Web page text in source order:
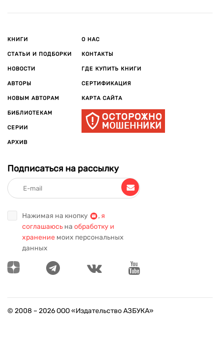
КНИГИ
СТАТЬИ И ПОДБОРКИ
НОВОСТИ
АВТОРЫ
НОВЫМ АВТОРАМ
БИБЛИОТЕКАМ
СЕРИИ
АРХИВ
О НАС
КОНТАКТЫ
ГДЕ КУПИТЬ КНИГИ
СЕРТИФИКАЦИЯ
КАРТА САЙТА
Подписаться на рассылку
Нажимая на кнопку , я
соглашаюсь на обработку и
хранение моих персональных
данных
© 2008 – 2026ООО «Издательство АЗБУКА»